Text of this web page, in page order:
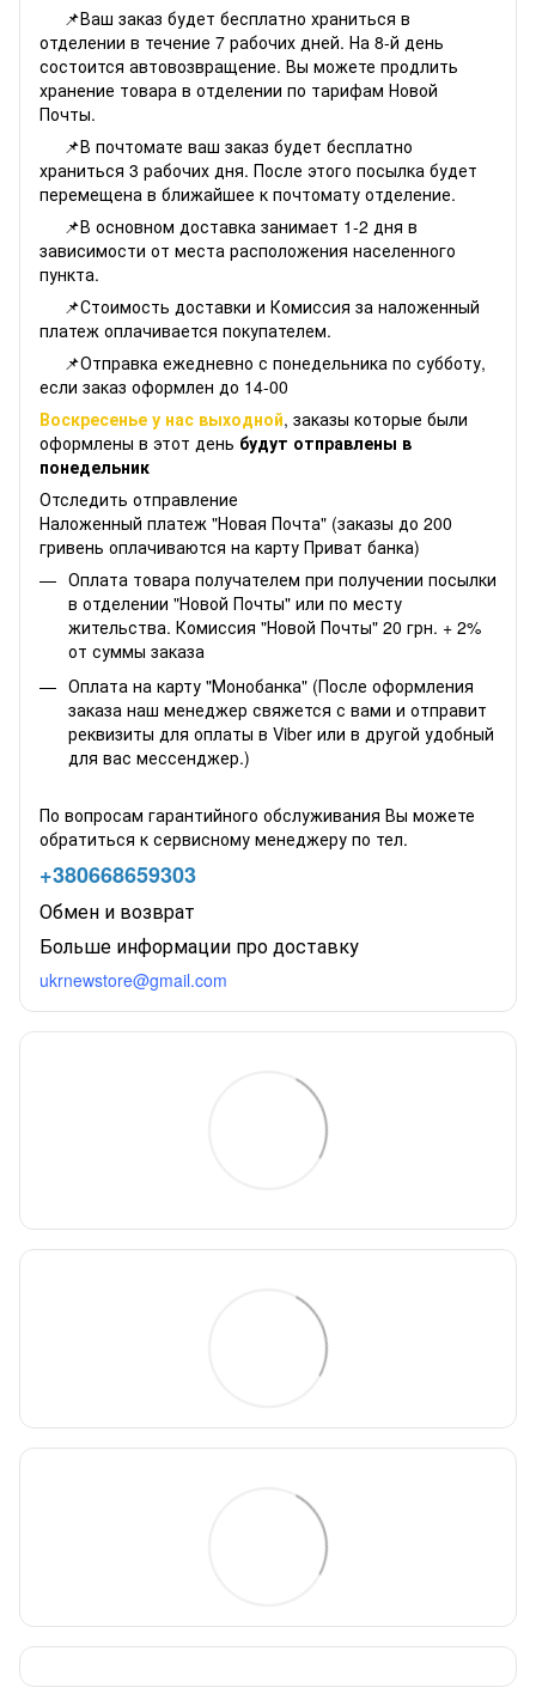
📌Ваш заказ будет бесплатно храниться в
отделении в течение 7 рабочих дней. На 8-й день
состоится автовозвращение. Вы можете продлить
хранение товара в отделении по тарифам Новой
Почты.
📌В почтомате ваш заказ будет бесплатно
храниться 3 рабочих дня. После этого посылка будет
перемещена в ближайшее к почтомату отделение.
📌В основном доставка занимает 1-2 дня в
зависимости от места расположения населенного
пункта.
📌Стоимость доставки и Комиссия за наложенный
платеж оплачивается покупателем.
📌Отправка ежедневно с понедельника по субботу,
если заказ оформлен до 14-00
Воскресенье у нас выходной, заказы которые были
оформлены в этот день будут отправлены в
понедельник
Отследить отправление
Наложенный платеж "Новая Почта" (заказы до 200
гривень оплачиваются на карту Приват банка)
Оплата товара получателем при получении посылки
в отделении "Новой Почты" или по месту
жительства. Комиссия "Новой Почты" 20 грн. + 2%
от суммы заказа
Оплата на карту "Монобанка" (После оформления
заказа наш менеджер свяжется с вами и отправит
реквизиты для оплаты в Viber или в другой удобный
для вас мессенджер.)
По вопросам гарантийного обслуживания Вы можете
обратиться к сервисному менеджеру по тел.
+380668659303
Обмен и возврат
Больше информации про доставку
ukrnewstore@gmail.com